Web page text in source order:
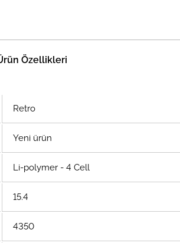
Özellikleri
Retro
Yeni ürün
Li-polymer - 4 Cell
15.4
4350